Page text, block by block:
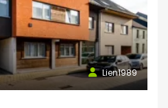
Lien1989